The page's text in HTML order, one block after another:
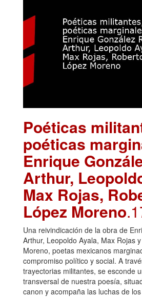
Poéticas
poéticas
Enrique
Arthur,
Max Rojas,
López Moreno
Una reivindicación de la obra de
Arthur, Leopoldo Ayala, Max Rojas
Moreno, poetas mexicanos
compromiso político y social. A
trayectorias militantes, se esconde
transversal de nuestra poesía,
canon y acompaña las luchas de